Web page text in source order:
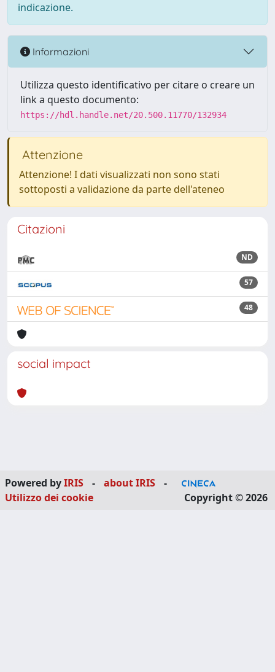
indicazione.
Informazioni
Utilizza questo identificativo per citare o creare un
link a questo documento:
https://hdl.handle.net/20.500.11770/132934
Attenzione
Attenzione! I dati visualizzati non sono stati
sottoposti a validazione da parte dell'ateneo
Citazioni
ND
57
48
social impact
Powered byIRIS - about IRIS
-
Utilizzo dei cookie
Copyright © 2026